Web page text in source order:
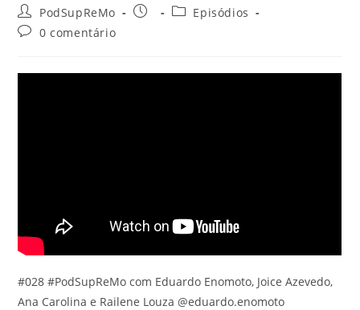
Autor
do
post:
PodSupReMo
Post
Categoria
Episódios
Comentários
0 comentário
#028 #PodSupReMo com Eduardo Enomoto, Joice Azevedo,
Ana Carolina e Railene Louza @eduardo.enomoto